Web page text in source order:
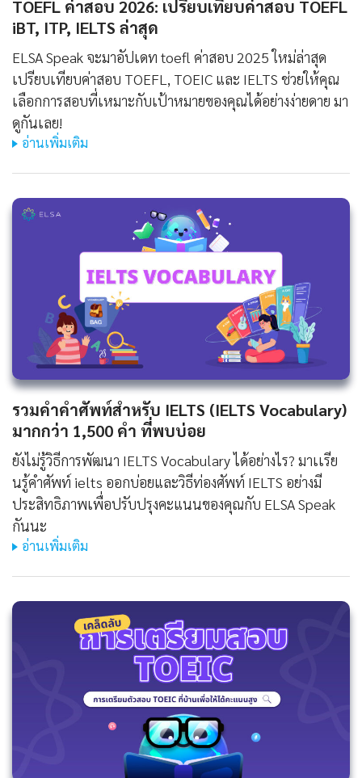
TOEFL ค่าสอบ 2026: เปรียบเทียบค่าสอบ TOEFL
iBT, ITP, IELTS ล่าสุด
ELSA Speak จะมาอัปเดท toefl ค่าสอบ 2025 ใหม่ล่าสุด
เปรียบเทียบค่าสอบ TOEFL, TOEIC และ IELTS ช่วยให้คุณ
เลือกการสอบที่เหมาะกับเป้าหมายของคุณได้อย่างง่ายดาย มา
ดูกันเลย!
อ่านเพิ่มเติม
รวมคำคำศัพท์สำหรับ IELTS (IELTS Vocabulary)
มากกว่า 1,500 คํา ที่พบบ่อย
ยังไม่รู้วิธีการพัฒนา IELTS Vocabulary ได้อย่างไร? มาเเรีย
นรู้คําศัพท์ ielts ออกบ่อยและวิธีท่องศัพท์ IELTS อย่างมี
ประสิทธิภาพเพื่อปรับปรุงคะแนนของคุณกับ ELSA Speak
กันนะ
อ่านเพิ่มเติม